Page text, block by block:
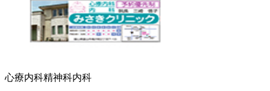
心療内科精神科内科